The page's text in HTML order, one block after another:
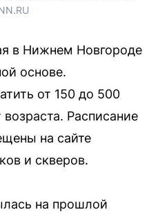
в Нижнем Новгороде
основе.
от 150 до 500
Расписание
на сайте
и скверов.
на прошлой